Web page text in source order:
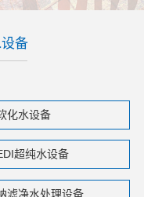
备
化水设备
超纯水设备
滤净水处理设备